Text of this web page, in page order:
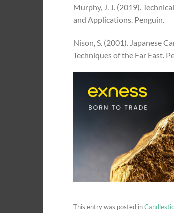
Murphy, J. J. (2019).
and Applications. Penguin.
Nison, S. (2001). Japanese
Techniques of the Far East.
This entry was posted in